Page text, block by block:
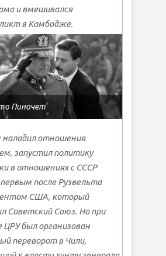
и вмешивался
в Камбодже.
Пиночет
наладил отношения
запустил политику
в отношениях с СССР
после Рузвельта
США, который
Советский Союз. Но при
был организован
переворот в Чили,